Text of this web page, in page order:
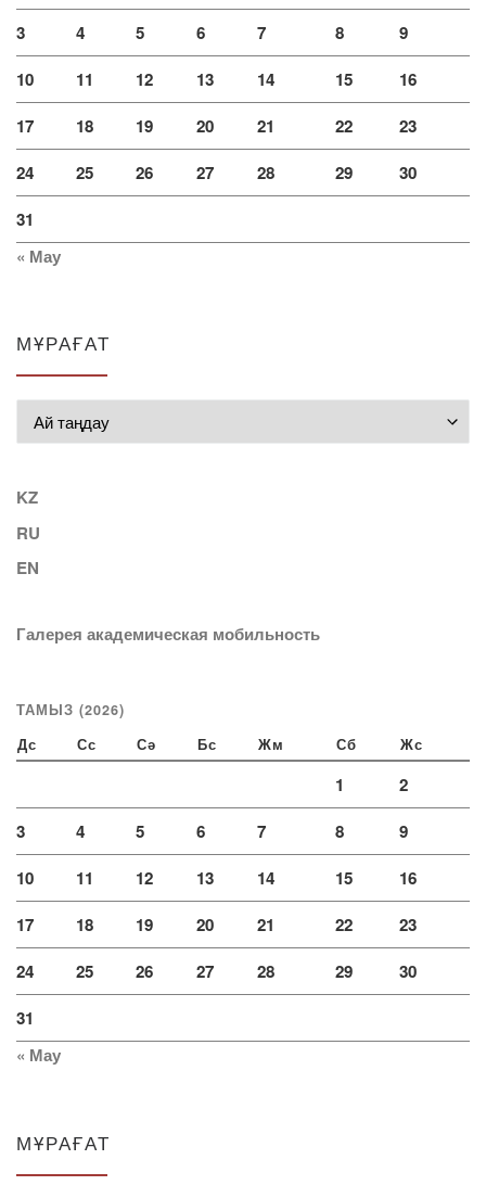
3
4 5 6 7 8
9
10
11 12 13 14 15
16
17
18 19 20 21 22
23
24
25 26 27 28 29
30
31
« Мау
МҰРАҒАТ
KZ
RU
EN
Галерея академическая мобильность
ТАМЫЗ (2026)
Дс Сс Сә Бс Жм Сб Жс
1
2
3
4 5 6 7 8
9
10
11 12 13 14 15
16
17
18 19 20 21 22
23
24
25 26 27 28 29
30
31
« Мау
МҰРАҒАТ